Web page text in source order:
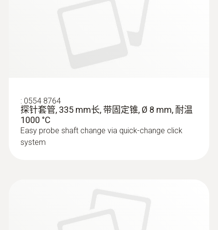
: 0554 8764
探针套管, 335 mm长, 带固定锥, Ø 8 mm, 耐温
1000 °C
Easy probe shaft change via quick-change click
system